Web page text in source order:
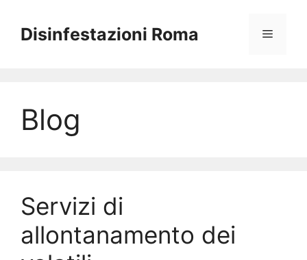
contenuto
Disinfestazioni Roma Menu
Blog
Servizi di
allontanamento dei